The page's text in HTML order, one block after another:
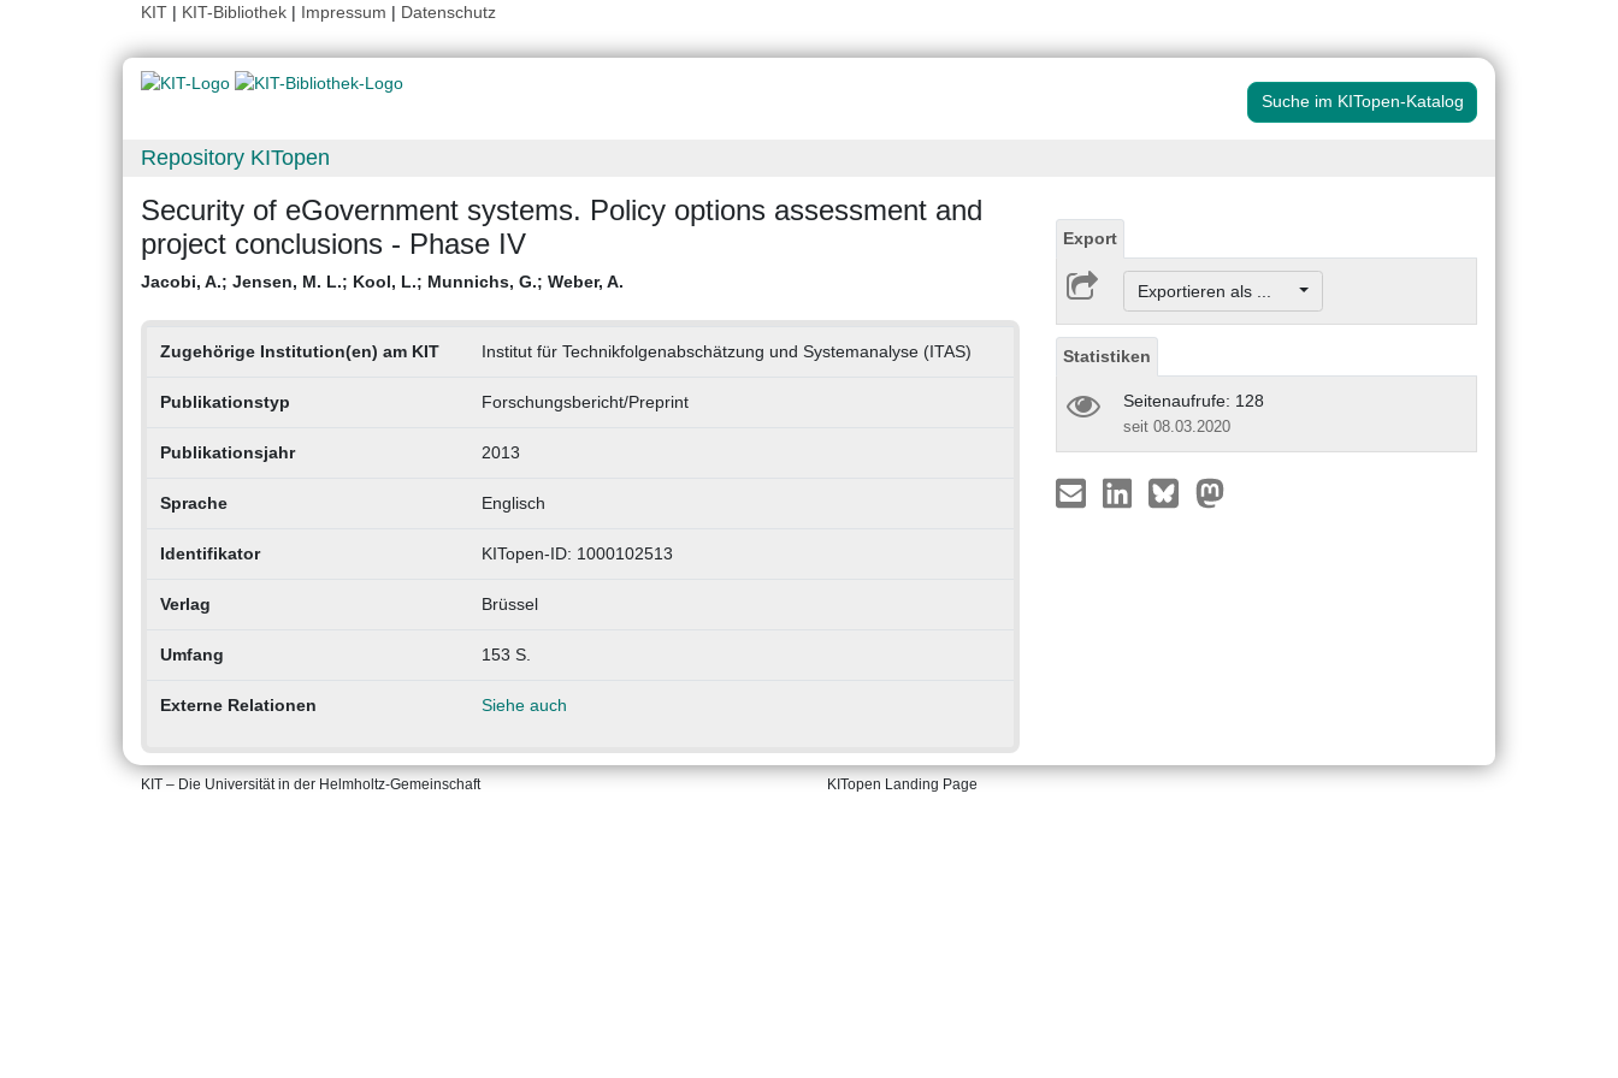
KIT | KIT-Bibliothek | Impressum | Datenschutz
Suche im KITopen-Katalog
Repository KITopen
Security of eGovernment systems. Policy options assessment and
project conclusions - Phase IV
Jacobi, A.; Jensen, M. L.; Kool, L.; Munnichs, G.; Weber, A.
Zugehörige Institution(en) am KIT Institut für Technikfolgenabschätzung und Systemanalyse (ITAS)
Publikationstyp Forschungsbericht/Preprint
Publikationsjahr 2013
Sprache Englisch
Identifikator KITopen-ID: 1000102513
Verlag Brüssel
Umfang 153 S.
Externe Relationen Siehe auch
Export
Exportieren als ...
Statistiken
Seitenaufrufe: 128
seit 08.03.2020
KIT – Die Universität in der Helmholtz-Gemeinschaft KITopen Landing Page